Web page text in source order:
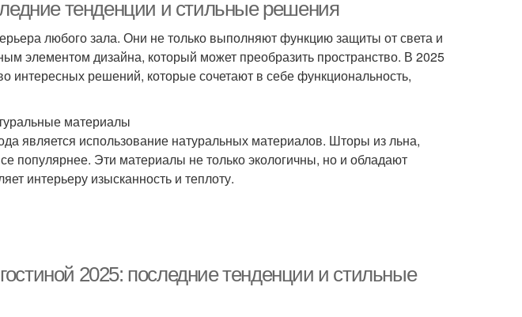
тенденции и стильные решения
любого зала. Они не только выполняют функцию защиты от света и
элементом дизайна, который может преобразить пространство. В 2025
интересных решений, которые сочетают в себе функциональность,
материалы
является использование натуральных материалов. Шторы из льна,
популярнее. Эти материалы не только экологичны, но и обладают
интерьеру изысканность и теплоту.
2025: последние тенденции и стильные